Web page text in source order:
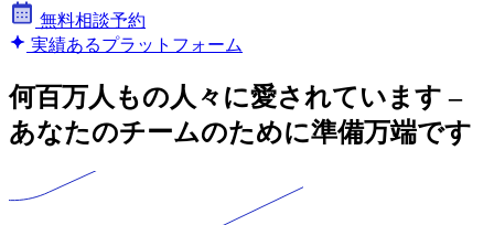
無料相談予約
実績あるプラットフォーム
何百万人もの人々に愛されています –
あなたのチームのために準備万端です